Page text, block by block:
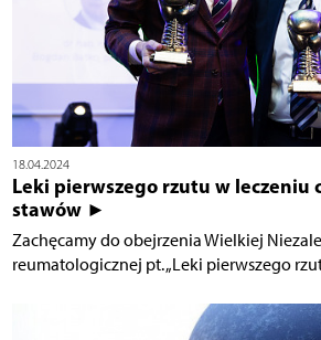
18.04.2024
Leki pierwszego rzutu w leczeniu
stawów ►
Zachęcamy do obejrzenia Wielkiej
reumatologicznej pt. „Leki pierwszego